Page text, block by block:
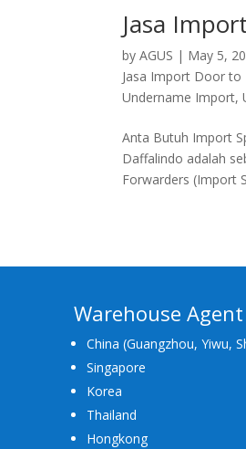
Jasa
byAGUS | May 5,
Jasa Import Door
Undername Import,
Anta Butuh Import
Daffalindo adalah
Forwarders (Import
Warehouse
China (Guangzhou, Yiwu,
Singapore
Korea
Thailand
Hongkong